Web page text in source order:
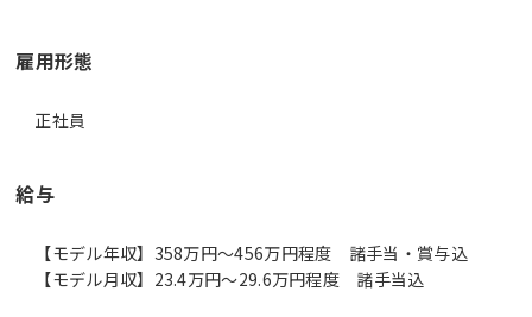
雇用形態
正社員
給与
【モデル年収】358万円〜456万円程度 諸手当・賞与込
【モデル月収】23.4万円〜29.6万円程度 諸手当込